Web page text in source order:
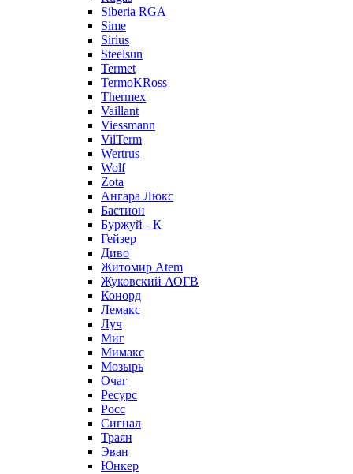
Siberia RGA
Sime
Sirius
Steelsun
Termet
TermoKRoss
Thermex
Vaillant
Viessmann
VilTerm
Wertrus
Wolf
Zota
Ангара Люкс
Бастион
Буржуй - К
Гейзер
Диво
Житомир Аtem
Жуковский АОГВ
Конорд
Лемакс
Луч
Миг
Мимакс
Мозырь
Очаг
Ресурс
Росс
Сигнал
Траян
Эван
Юнкер